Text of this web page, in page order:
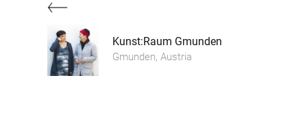
Kunst:Raum Gmunden
Gmunden, Austria